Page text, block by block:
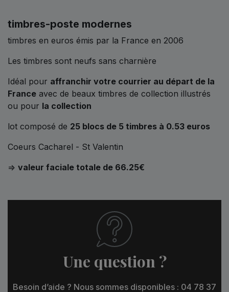
timbres-poste modernes
timbres en euros émis par la France en 2006
Les timbres sont neufs sans charnière
Idéal pour affranchir votre courrier au départ de la
France avec de beaux timbres de collection illustrés
ou pour la collection
lot composé de 25 blocs de 5 timbres à 0.53 euros
Coeurs Cacharel - St Valentin
=> valeur faciale totale de 66.25€
Une question ?
Besoin d’aide ? Nous sommes disponibles : 04 78 37